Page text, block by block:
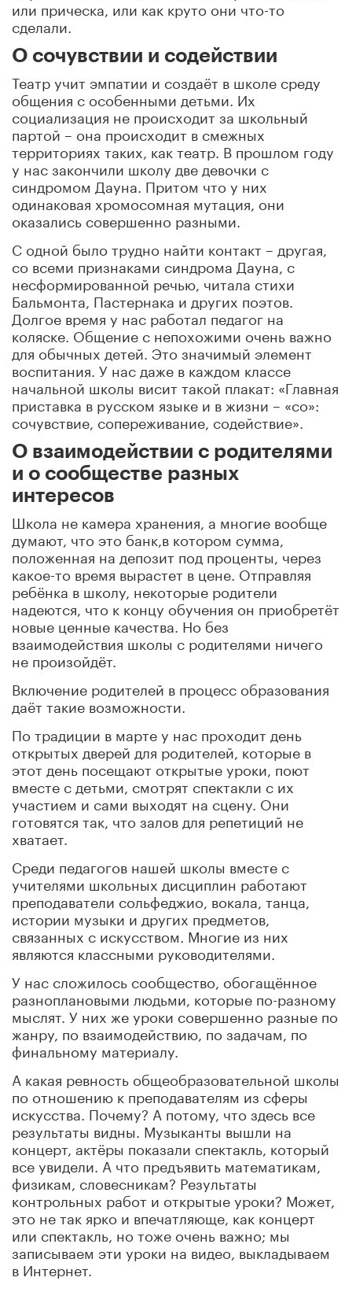
или прическа, или как круто они что-то
сделали.
О сочувствии и содействии
Театр учит эмпатии и создаёт в школе среду
общения с особенными детьми. Их
социализация не происходит за школьный
партой – она происходит в смежных
территориях таких, как театр. В прошлом году
у нас закончили школу две девочки с
синдромом Дауна. Притом что у них
одинаковая хромосомная мутация, они
оказались совершенно разными.
С одной было трудно найти контакт – другая,
со всеми признаками синдрома Дауна, с
несформированной речью, читала стихи
Бальмонта, Пастернака и других поэтов.
Долгое время у нас работал педагог на
коляске. Общение с непохожими очень важно
для обычных детей. Это значимый элемент
воспитания. У нас даже в каждом классе
начальной школы висит такой плакат: «Главная
приставка в русском языке и в жизни – «со»:
сочувствие, сопереживание, содействие».
О взаимодействии с родителями
и о сообществе разных
интересов
Школа не камера хранения, а многие вообще
думают, что это банк,в котором сумма,
положенная на депозит под проценты, через
какое-то время вырастет в цене. Отправляя
ребёнка в школу, некоторые родители
надеются, что к концу обучения он приобретёт
новые ценные качества. Но без
взаимодействия школы с родителями ничего
не произойдёт.
Включение родителей в процесс образования
даёт такие возможности.
По традиции в марте у нас проходит день
открытых дверей для родителей, которые в
этот день посещают открытые уроки, поют
вместе с детьми, смотрят спектакли с их
участием и сами выходят на сцену. Они
готовятся так, что залов для репетиций не
хватает.
Среди педагогов нашей школы вместе с
учителями школьных дисциплин работают
преподаватели сольфеджио, вокала, танца,
истории музыки и других предметов,
связанных с искусством. Многие из них
являются классными руководителями.
У нас сложилось сообщество, обогащённое
разноплановыми людьми, которые по-разному
мыслят. У них же уроки совершенно разные по
жанру, по взаимодействию, по задачам, по
финальному материалу.
А какая ревность общеобразовательной школы
по отношению к преподавателям из сферы
искусства. Почему? А потому, что здесь все
результаты видны. Музыканты вышли на
концерт, актёры показали спектакль, который
все увидели. А что предъявить математикам,
физикам, словесникам? Результаты
контрольных работ и открытые уроки? Может,
это не так ярко и впечатляюще, как концерт
или спектакль, но тоже очень важно; мы
записываем эти уроки на видео, выкладываем
в Интернет.